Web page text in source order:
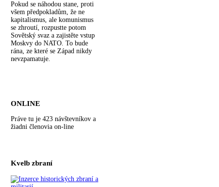
Pokud se náhodou stane, proti
všem předpokladům, že ne
kapitalismus, ale komunismus
se zhroutí, rozpustte potom
Sovětský svaz a zajistěte vstup
Moskvy do NATO. To bude
rána, ze které se Západ nikdy
nevzpamatuje.
ONLINE
Práve tu je 423 návštevníkov a
žiadni členovia on-line
Kvelb zbraní